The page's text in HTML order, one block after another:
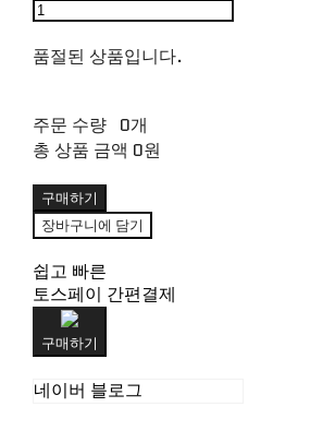
품절된 상품입니다.
주문 수량 0개
총 상품 금액 0원
구매하기
장바구니에 담기
쉽고 빠른
토스페이 간편결제
구매하기
네이버 블로그